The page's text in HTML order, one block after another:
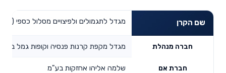
שם הקרן מגדל לתגמולים ולפיצויים מסלול כספי
חברה מנהלת מגדל מקפת קרנות פנסיה וקופות גמל
חברת אם שלמה אליהו אחזקות בע"מ